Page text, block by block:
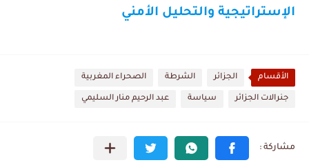
الإستراتيجية والتحليل الأمني
الأقسام الجزائر الشرطة الصحراء المغربية
جنرالات الجزائر سياسة عبد الرحيم منار السليمي